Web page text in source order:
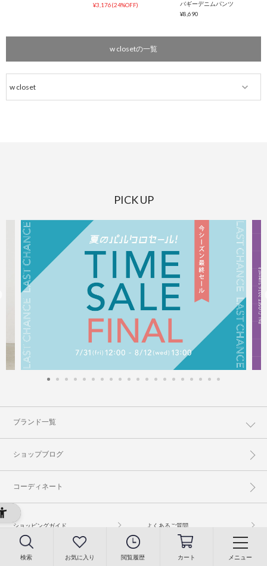
検索 お気に入り 閲覧履歴 カート メニュー
¥3,176(24%OFF)
バギーデニムパンツ
¥8,690
w closetの一覧
PICK UP
ブランド一覧
ショップブログ
コーディネート
ショッピングガイド よくあるご質問
プライバシーポリシー 特定商取引に基づく表記